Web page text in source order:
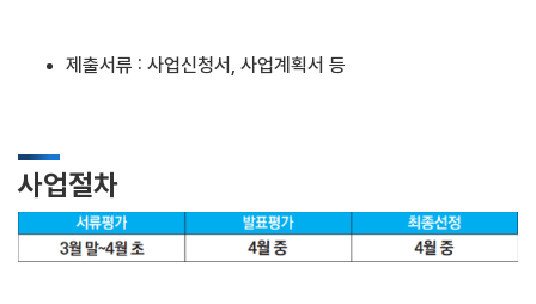
제출서류 : 사업신청서, 사업계획서 등
사업절차